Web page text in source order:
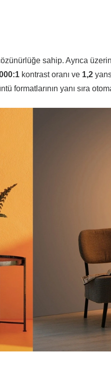
sahip. Ayrıca
kontrast oranı ve 1,2
formatlarının yanı sıra